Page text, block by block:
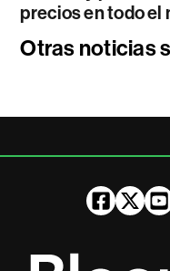
precios en todo el
Otras noticias